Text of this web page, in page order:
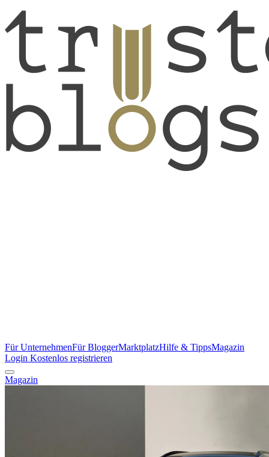
Für UnternehmenFür BloggerMarktplatzHilfe & TippsMagazin
Login Kostenlos registrieren
Magazin